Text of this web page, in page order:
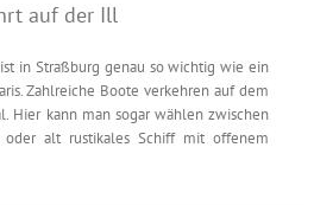
auf der Ill
in Straßburg genau so wichtig wie ein
Zahlreiche Boote verkehren auf dem
Hier kann man sogar wählen zwischen
oder alt rustikales Schiff mit offenem